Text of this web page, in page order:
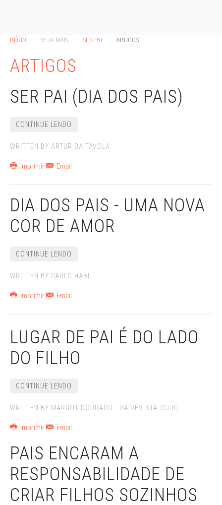
INÍCIO VEJA MAIS SER PAI ARTIGOS
ARTIGOS
SER PAI (DIA DOS PAIS)
CONTINUE LENDO
WRITTEN BY ARTUR DA TÁVOLA.
Imprimir Email
DIA DOS PAIS - UMA NOVA
COR DE AMOR
CONTINUE LENDO
WRITTEN BY PAULO HABL.
Imprimir Email
LUGAR DE PAI É DO LADO
DO FILHO
CONTINUE LENDO
WRITTEN BY MARGOT DOURADO - DA REVISTA JC/JC.
Imprimir Email
PAIS ENCARAM A
RESPONSABILIDADE DE
CRIAR FILHOS SOZINHOS